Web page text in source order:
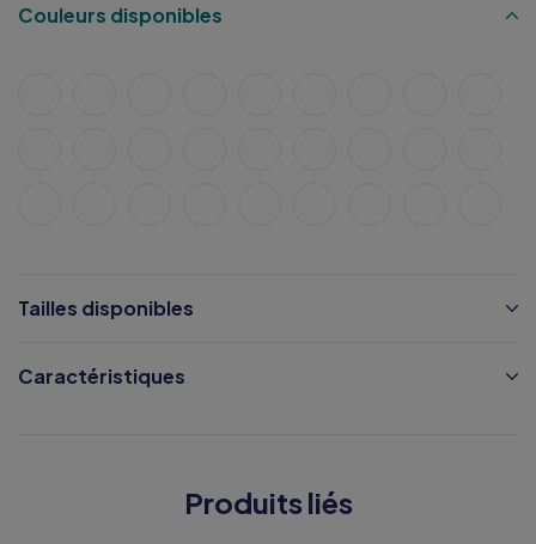
Couleurs disponibles
Tailles disponibles
Caractéristiques
Produits liés